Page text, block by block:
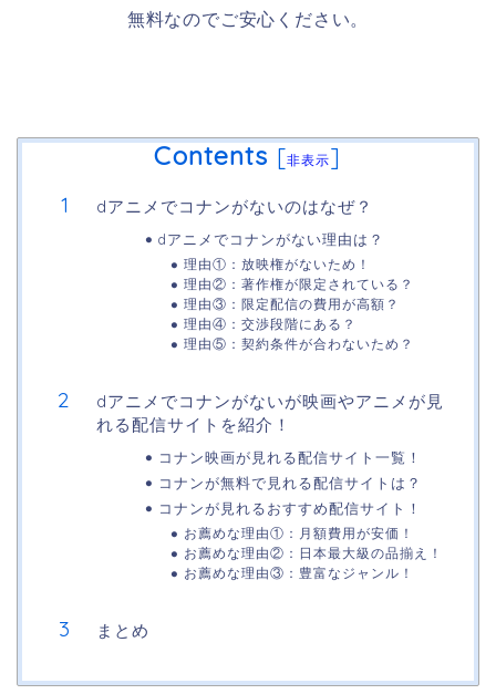
無料なのでご安心ください。
Contents [非表示]
dアニメでコナンがないのはなぜ？
dアニメでコナンがない理由は？
理由①：放映権がないため！
理由②：著作権が限定されている？
理由③：限定配信の費用が高額？
理由④：交渉段階にある？
理由⑤：契約条件が合わないため？
dアニメでコナンがないが映画やアニメが見
れる配信サイトを紹介！
コナン映画が見れる配信サイト一覧！
コナンが無料で見れる配信サイトは？
コナンが見れるおすすめ配信サイト！
お薦めな理由①：月額費用が安価！
お薦めな理由②：日本最大級の品揃え！
お薦めな理由③：豊富なジャンル！
まとめ